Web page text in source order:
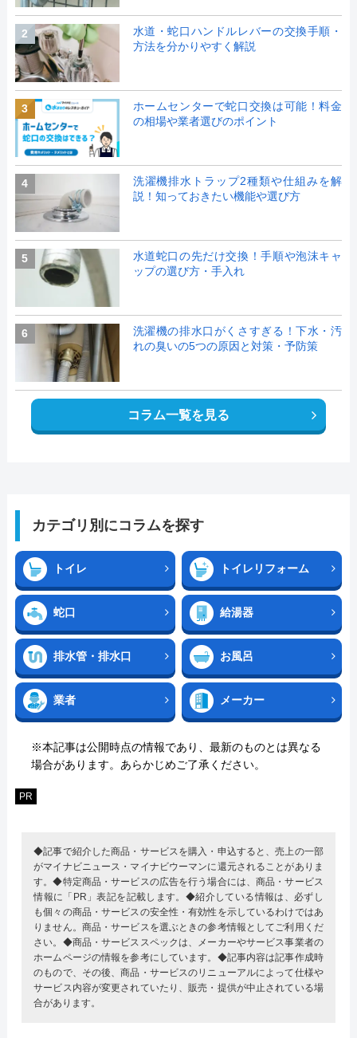
2
水道・蛇口ハンドルレバーの交換手順・
方法を分かりやすく解説
3
ホームセンターで蛇口交換は可能！料金
の相場や業者選びのポイント
4
洗濯機排水トラップ2種類や仕組みを解
説！知っておきたい機能や選び方
5
水道蛇口の先だけ交換！手順や泡沫キャ
ップの選び方・手入れ
6
洗濯機の排水口がくさすぎる！下水・汚
れの臭いの5つの原因と対策・予防策
コラム一覧を見る
カテゴリ別にコラムを探す
トイレ トイレリフォーム
蛇口 給湯器
排水管・排水口 お風呂
業者 メーカー
※本記事は公開時点の情報であり、最新のものとは異なる
場合があります。あらかじめご了承ください。
PR
◆記事で紹介した商品・サービスを購入・申込すると、売上の一部
がマイナビニュース・マイナビウーマンに還元されることがありま
す。◆特定商品・サービスの広告を行う場合には、商品・サービス
情報に「PR」表記を記載します。◆紹介している情報は、必ずし
も個々の商品・サービスの安全性・有効性を示しているわけではあ
りません。商品・サービスを選ぶときの参考情報としてご利用くだ
さい。◆商品・サービススペックは、メーカーやサービス事業者の
ホームページの情報を参考にしています。◆記事内容は記事作成時
のもので、その後、商品・サービスのリニューアルによって仕様や
サービス内容が変更されていたり、販売・提供が中止されている場
合があります。